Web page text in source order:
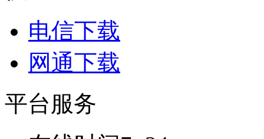
电信下载
网通下载
平台服务